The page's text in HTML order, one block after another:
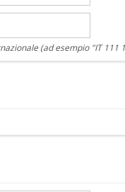
(ad esempio "IT 111